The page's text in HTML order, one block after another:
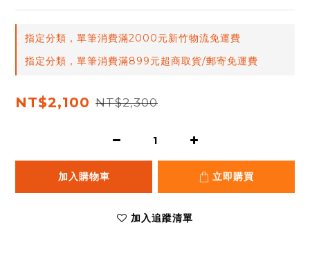
指定分類，單筆消費滿2000元新竹物流免運費
指定分類，單筆消費滿899元超商取貨/郵寄免運費
NT$2,100 NT$2,300
加入購物車 立即購買
加入追蹤清單